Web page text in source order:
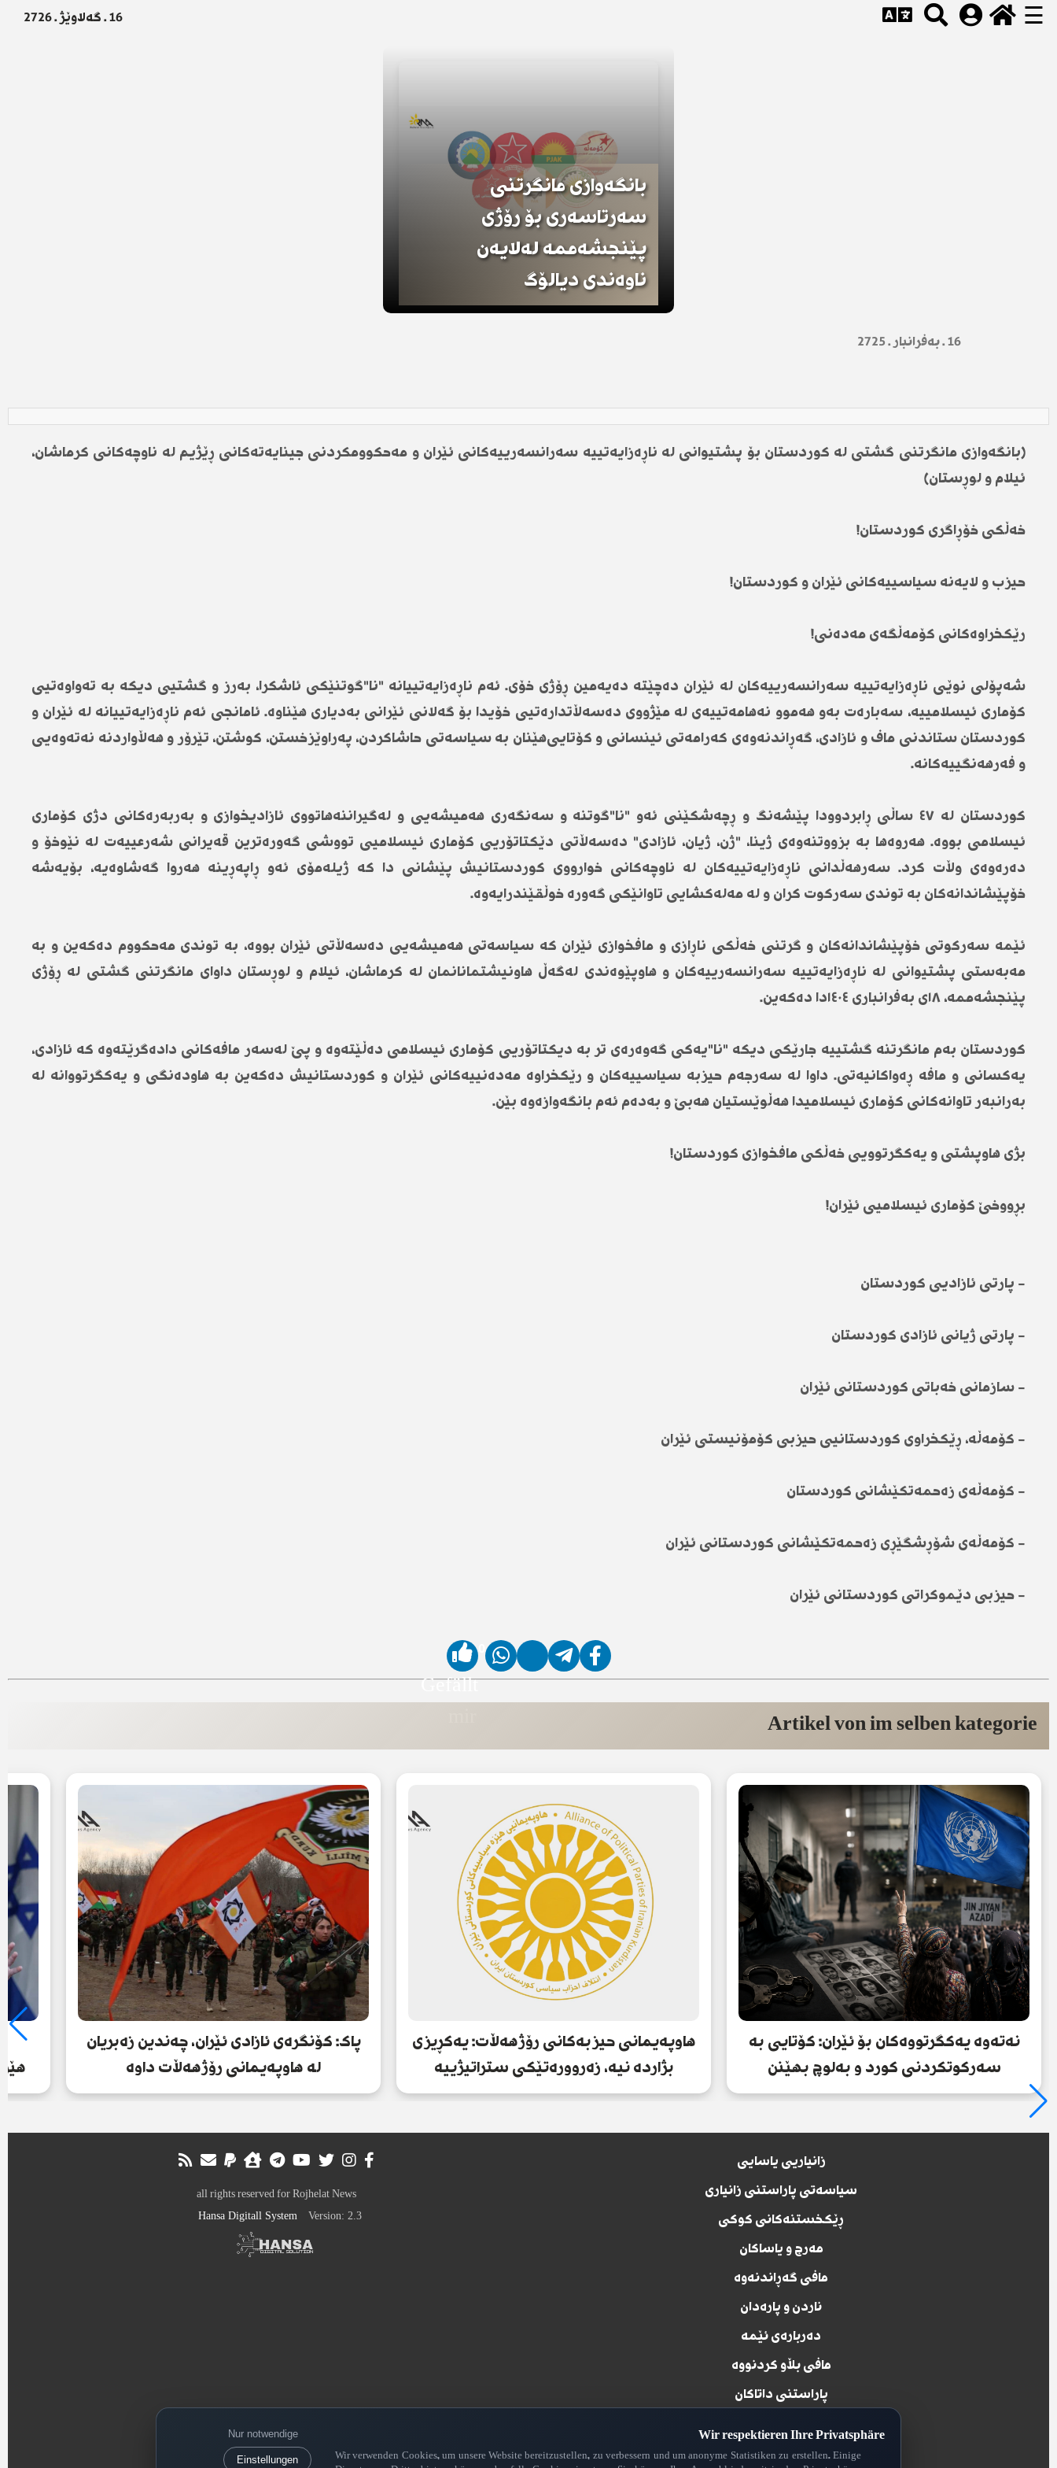
☰ 16 . گەلاوێژ . 2726
بانگەوازی مانگرتنی
سەرتاسەری بۆ رۆژی
پێنجشەممە لەلایەن
ناوەندی دیالۆگ
16 . بەفرانبار . 2725
(بانگەوازی مانگرتنی گشتی لە کوردستان بۆ پشتیوانی لە ناڕەزایەتییە سەرانسەرییەکانی ئێران و مەحکوومکردنی جینایەتەکانی ڕێژیم لە ناوچەکانی کرماشان،
ئیلام و لوڕستان)
خەڵكی خۆڕاگری كوردستان!
حیزب و لایەنە سیاسییەكانی ئێران و كوردستان!
رێكخراوەكانی كۆمەڵگەی مەدەنی!
شەپۆلی نوێی ناڕەزایەتییە سەرانسەرییەکان لە ئێران دەچێتە دەیەمین ڕۆژی خۆی. ئەم ناڕەزایەتییانە "نا"گوتنێکی ئاشکرا، بەرز و گشتیی دیکە بە تەواوەتیی
کۆماری ئیسلامییە، سەبارەت بەو هەموو نەهامەتییەی لە مێژووی دەسەڵاتدارەتیی خۆیدا بۆ گەلانی ئێرانی بەدیاری هێناوە. ئامانجی ئەم ناڕەزایەتییانە لە ئێران و
کوردستان ستاندنی ماف و ئازادی، گەڕاندنەوەی کەرامەتی ئینسانی و کۆتایی‌هێنان بە سیاسەتی حاشاکردن، پەراوێزخستن، کوشتن، تێرۆر و هەڵاواردنە نەتەوەیی
و فەرهەنگییەکانە.
کوردستان لە ٤٧ ساڵی ڕابردوودا پێشەنگ و ڕچەشکێنی ئەو "نا"گوتنە و سەنگەری هەمیشەیی و لەگیراننەهاتووی ئازادیخوازی و بەربەرەکانی دژی کۆماری
ئیسلامی بووە. هەروەها بە بزووتنەوەی ژینا، "ژن، ژیان، ئازادی" دەسەڵاتی دێکتاتۆریی کۆماری ئیسلامیی تووشی گەورەترین قەیرانی شەرعییەت لە نێوخۆ و
دەرەوەی وڵات کرد. سەرهەڵدانی ناڕەزایەتییەکان لە ناوچەکانی خوارووی کوردستانیش پێشانی دا کە ژیلەمۆی ئەو ڕاپەڕینە هەروا گەشاوەیە، بۆیەشە
خۆپێشاندانەکان بە توندی سەرکوت کران و لە مەلەکشایی تاوانێکی گەورە خوڵقێندرایەوە.
ئێمە سەرکوتی خۆپێشاندانەکان و گرتنی خەڵکی ناڕازی و مافخوازی ئێران کە سیاسەتی هەمیشەیی دەسەڵاتی ئێران بووە، بە توندی مەحکووم دەکەین و بە
مەبەستی پشتیوانی لە ناڕەزایەتییە سەرانسەرییەکان و هاوپێوەندی لەگەڵ هاونیشتمانانمان لە کرماشان، ئیلام و لوڕستان داوای مانگرتنی گشتی لە ڕۆژی
پێنجشەممە، ١٨ی بەفرانباری ١٤٠٤دا دەکەین.
کوردستان بەم مانگرتنە گشتییە جارێکی دیکە "نا"یەکی گەوەرەی تر بە دیکتاتۆریی کۆماری ئیسلامی دەڵێتەوە و پێ لەسەر مافەکانی دادەگرێتەوە کە ئازادی،
یەکسانی و مافە ڕەواکانیەتی. داوا لە سەرجەم حیزبە سیاسییەكان و رێكخراوە مەدەنییەكانی ئێران و كوردستانیش دەكەین بە هاودەنگی و یەكگرتووانە لە
بەرانبەر تاوانەکانی كۆماری ئیسلامیدا هەڵوێستیان هەبێ و بەدەم ئەم بانگەوازەوە بێن.
بژی هاوپشتی و یەكگرتوویی خەڵكی مافخوازی كوردستان!
بڕووخێ كۆماری ئیسلامیی ئێران!
- پارتی ئازادیی کوردستان
- پارتی ژیانی ئازادی کوردستان
- سازمانی خەباتی کوردستانی ئێران
- کۆمەڵە، ڕێکخراوی کوردستانیی حیزبی کۆمۆنیستی ئێران
- کۆمەڵەی زەحمەتکێشانی کوردستان
- کۆمەڵەی شۆڕشگێڕی زەحمەتکێشانی کوردستانی ئێران
- حیزبی دێموکراتی کوردستانی ئێران
0
Gefällt
Artikel von im selben kategorie
نەتەوە یەکگرتووەکان بۆ ئێران: کۆتایی بە
سەرکوتکردنی کورد و بەلوچ بهێنن
هاوپەیمانی حیزبەکانی رۆژهەڵات: یەکڕیزی
بژاردە نیە، زەروورەتێکی ستراتیژییە
پاک: کۆنگرەی ئازادی ئێران، چەندین زەبریان
لە هاوپەیمانی رۆژهەڵات داوە
زانیاریی یاسایی
سیاسەتی پاراستنی زانیاری
ڕێکخستنەکانی کوکی
مەرج و یاساکان
مافی گەڕاندنەوە
ناردن و پارەدان
دەربارەی ئێمە
مافی بڵاو کردنووە
پاراستنی داتاکان
all rights reserved for Rojhelat News
Hansa Digitall System Version: 2.3
Wir respektieren Ihre Privatsphäre
Wir verwenden Cookies, um unsere Website bereitzustellen, zu verbessern und um anonyme Statistiken zu erstellen. Einige